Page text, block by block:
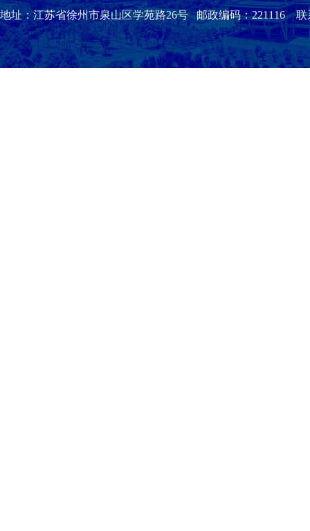
地址：江苏省徐州市泉山区学苑路26号 邮政编码：221116 联